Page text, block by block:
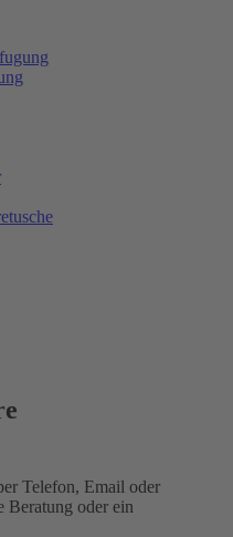
Telefon, Email oder
Beratung oder ein